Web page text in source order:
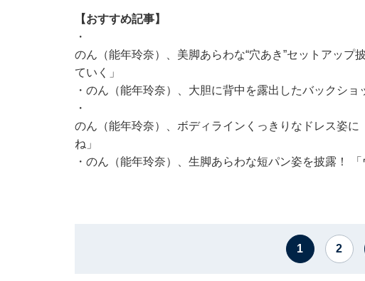
【おすすめ記事】
・
のん（能年玲奈）、美脚あらわな“穴あき”セットアップ
ていく」
・ のん（能年玲奈）、大胆に背中を露出したバックショ
・
のん（能年玲奈）、ボディラインくっきりなドレス姿
ね」
・ のん（能年玲奈）、生脚あらわな短パン姿を披露！
1 2